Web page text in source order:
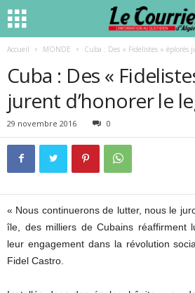
Accueil MONDE Cuba : Des « Fidelistes » éplorés
Cuba : Des «
jurent d’honorer le
29 novembre 2016 0
« Nous continuerons de lutter, nous le
île, des milliers de Cubains réaffirment
leur engagement dans la révolution
Fidel Castro.